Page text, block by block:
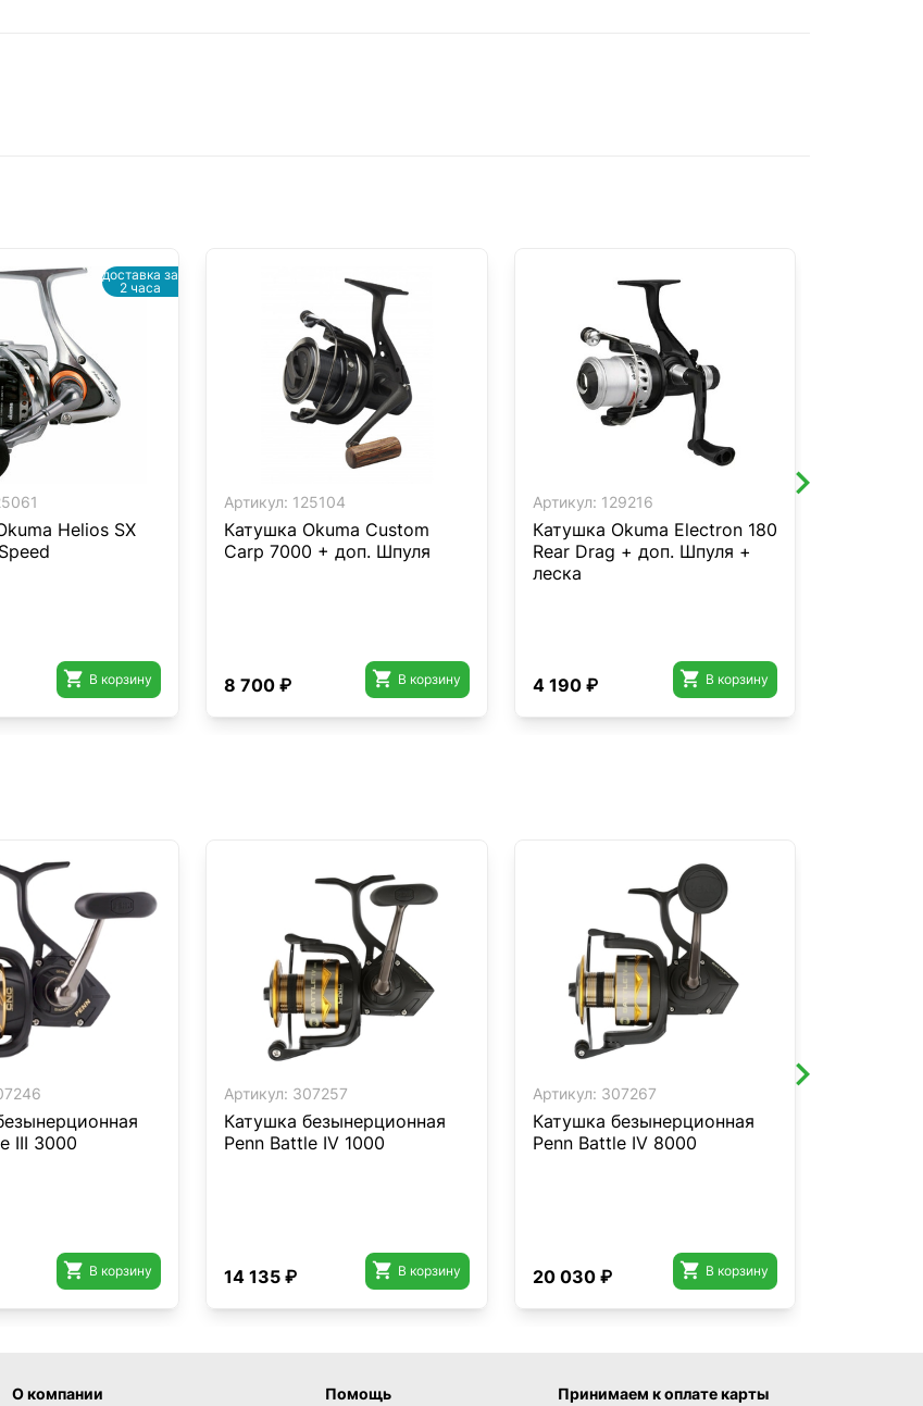
Helios SX
 В корзину
доставка за
2 часа
Артикул: 125104
Катушка Okuma Custom
Carp 7000 + доп. Шпуля
8 700 ₽  В корзину
Артикул: 129216
Катушка Okuma Electron 180
Rear Drag + доп. Шпуля +
леска
4 190 ₽  В корзину
III 3000
 В корзину
Артикул: 307257
Катушка безынерционная
Penn Battle IV 1000
14 135 ₽  В корзину
Артикул: 307267
Катушка безынерционная
Penn Battle IV 8000
20 030 ₽  В корзину
О компании Помощь Принимаем к оплате карты